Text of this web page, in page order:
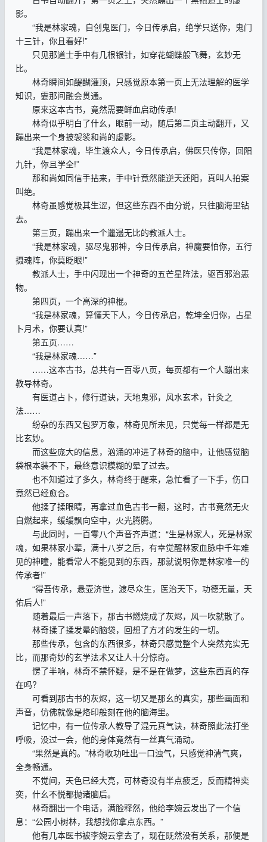
影。
“我是林家魂，自创鬼医门，今日传承启，绝学只送你，鬼门
十三针，你且看好!”
只见那道士手中有几根银针，如穿花蝴蝶般飞舞，玄妙无
比。
林奇瞬间如醍醐灌顶，只感觉原本第一页上无法理解的医学
知识，霎那间融会贯通。
原来这本古书，竟然需要鲜血启动传承!
林奇似乎明白了什幺，眼前一动，随后第二页主动翻开，又
蹦出来一个身披袈裟和尚的虚影。
“我是林家魂，毕生渡众人，今日传承启，佛医只传你，回阳
九针，你且学全!”
那和尚如同信手拈来，手中针竟然能逆天还阳，真叫人拍案
叫绝。
林奇虽感觉极其生涩，但这些东西不由分说，只往脑海里钻
去。
第三页，蹦出来一个邋遢无比的教派人士。
“我是林家魂，驱尽鬼邪神，今日传承启，神魔要怕你，五行
摄魂阵，你莫眨眼!”
教派人士，手中闪现出一个神奇的五芒星阵法，驱百邪治恶
物。
第四页，一个高深的神棍。
“我是林家魂，算懂天下人，今日传承启，乾坤全归你，占星
卜月术，你要认真!”
第五页……
“我是林家魂……”
……这本古书，总共有一百零八页，每页都有一个人蹦出来
教导林奇。
有医道占卜，修行道诀，天地鬼邪，风水玄术，针灸之
法……
纷杂的东西又包罗万象，林奇见所未见，只觉每一样都是无
比玄妙。
而这些庞大的信息，汹涌的冲进了林奇的脑中，让他感觉脑
袋根本装不下，最终意识模糊的晕了过去。
也不知道过了多久，林奇终于醒来，急忙看了一下手，伤口
竟然已经愈合。
他揉了揉眼睛，再拿过血色古书一翻，这时，古书竟然无火
自燃起来，缓缓飘向空中，火光腾腾。
与此同时，一百零八个声音齐声道：“生是林家人，死是林家
魂，如果林家小辈，满十八岁之后，有幸觉醒林家血脉中千年难
见的神瞳，能看常人不能见到的东西，那就说明你是林家唯一的
传承者!”
“得吾传承，悬壶济世，渡尽众生，医治天下，功德无量，天
佑后人!”
随着最后一声落下，那古书燃烧成了灰烬，风一吹就散了。
林奇揉了揉发晕的脑袋，回想了方才的发生的一切。
那些传承，包含的东西很多，林奇只感觉整个人突然充实无
比，而那奇妙的玄学法术又让人十分惊奇。
愣了半响，林奇不禁怀疑，是不是在做梦，这些东西真的存
在吗?
可看到那古书的灰烬，这一切又是那幺的真实，那些画面和
声音，仿佛就像是烙印般刻在他的脑海里。
记忆中，有一位传承人教导了混元真气诀，林奇照此法打坐
呼吸，没过一会，他的身体竟然有一丝真气涌动。
“果然是真的。”林奇收功吐出一口浊气，只感觉神清气爽，
全身畅通。
不觉间，天色已经大亮，可林奇没有半点疲乏，反而精神奕
奕，什幺不悦都抛诸脑后。
林奇翻出一个电话，满脸释然，他给李婉云发出了一个信
息：“公园小树林，我想找你拿点东西。”
他有几本医书被李婉云拿去了，现在既然没有关系，那便是